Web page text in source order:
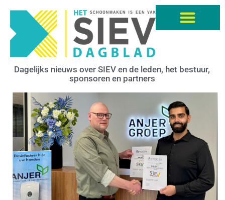
Dagelijks nieuws over SIEV en de leden, het bestuur,
sponsoren en partners